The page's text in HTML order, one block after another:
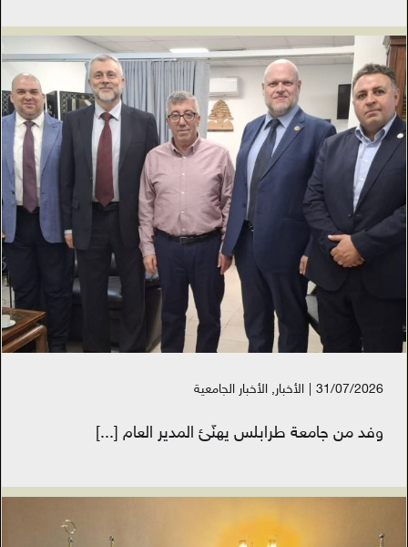
31/07/2026 الأخبار, الأخبار الجامعية
وفد من جامعة طرابلس يهنّئ المدير العام [...]